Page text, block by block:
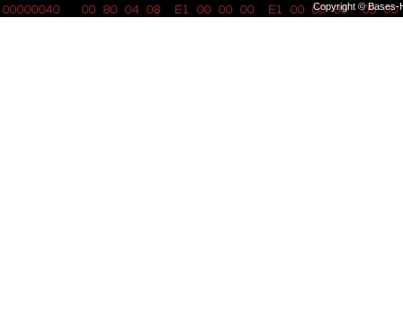
Copyright © Bases-